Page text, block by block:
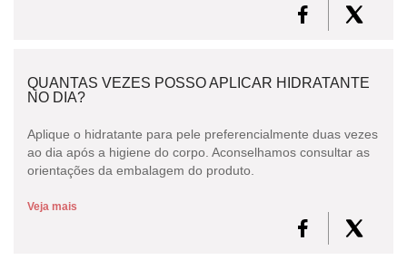
QUANTAS VEZES POSSO APLICAR HIDRATANTE
NO DIA?
Aplique o hidratante para pele preferencialmente duas vezes
ao dia após a higiene do corpo. Aconselhamos consultar as
orientações da embalagem do produto.
Veja mais